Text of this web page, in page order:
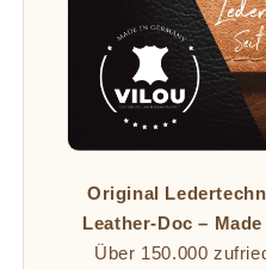
Original
Leather-Doc –
Über 150.000